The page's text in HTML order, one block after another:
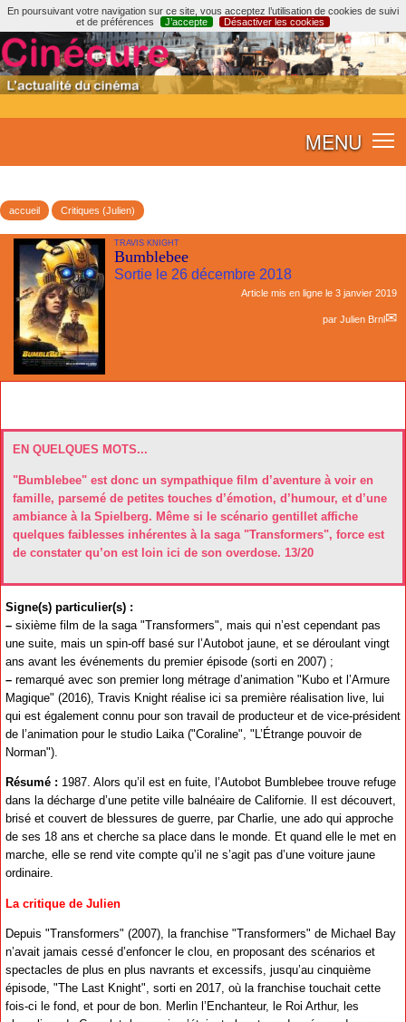
En poursuivant votre navigation sur ce site, vous acceptez l’utilisation de cookies de suivi
et de préférences
J’accepte Désactiver les cookies
MENU
accueil Critiques (Julien)
TRAVIS KNIGHT
Bumblebee
Sortie le 26 décembre 2018
Article mis en ligne le 3 janvier 2019
par Julien Brnl
EN QUELQUES MOTS...
"Bumblebee" est donc un sympathique film d’aventure à voir en
famille, parsemé de petites touches d’émotion, d’humour, et d’une
ambiance à la Spielberg. Même si le scénario gentillet affiche
quelques faiblesses inhérentes à la saga "Transformers", force est
de constater qu’on est loin ici de son overdose. 13/20
Signe(s) particulier(s) :
– sixième film de la saga "Transformers", mais qui n’est cependant pas
une suite, mais un spin-off basé sur l’Autobot jaune, et se déroulant vingt
ans avant les événements du premier épisode (sorti en 2007) ;
– remarqué avec son premier long métrage d’animation "Kubo et l’Armure
Magique" (2016), Travis Knight réalise ici sa première réalisation live, lui
qui est également connu pour son travail de producteur et de vice-président
de l’animation pour le studio Laika ("Coraline", "L’Étrange pouvoir de
Norman").
Résumé : 1987. Alors qu’il est en fuite, l’Autobot Bumblebee trouve refuge
dans la décharge d’une petite ville balnéaire de Californie. Il est découvert,
brisé et couvert de blessures de guerre, par Charlie, une ado qui approche
de ses 18 ans et cherche sa place dans le monde. Et quand elle le met en
marche, elle se rend vite compte qu’il ne s’agit pas d’une voiture jaune
ordinaire.
La critique de Julien
Depuis "Transformers" (2007), la franchise "Transformers" de Michael Bay
n’avait jamais cessé d’enfoncer le clou, en proposant des scénarios et
spectacles de plus en plus navrants et excessifs, jusqu’au cinquième
épisode, "The Last Knight", sorti en 2017, où la franchise touchait cette
fois-ci le fond, et pour de bon. Merlin l’Enchanteur, le Roi Arthur, les